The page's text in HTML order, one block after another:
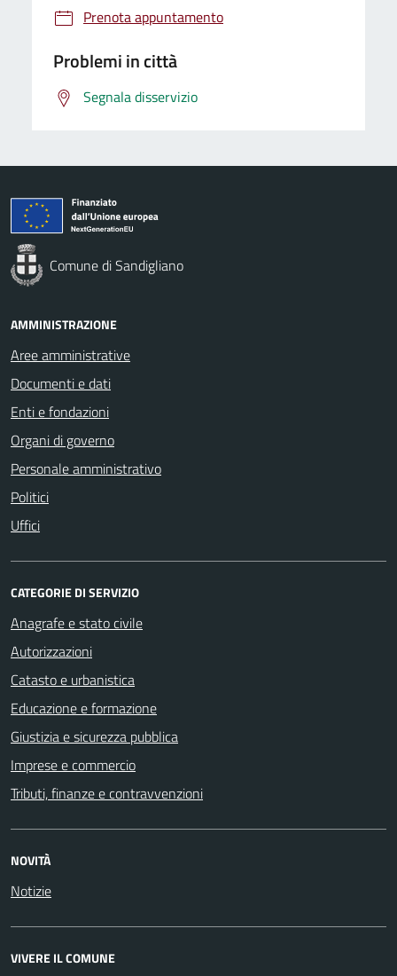
Prenota appuntamento
Problemi in città
Segnala disservizio
Comune di Sandigliano
AMMINISTRAZIONE
Aree amministrative
Documenti e dati
Enti e fondazioni
Organi di governo
Personale amministrativo
Politici
Uffici
CATEGORIE DI SERVIZIO
Anagrafe e stato civile
Autorizzazioni
Catasto e urbanistica
Educazione e formazione
Giustizia e sicurezza pubblica
Imprese e commercio
Tributi, finanze e contravvenzioni
NOVITÀ
Notizie
VIVERE IL COMUNE